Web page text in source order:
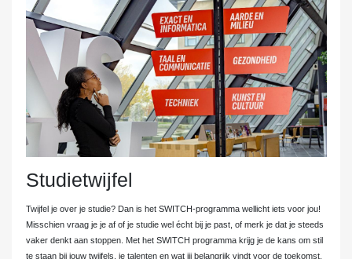
Studietwijfel
Twijfel je over je studie? Dan is het SWITCH-programma wellicht iets voor jou!
Misschien vraag je je af of je studie wel écht bij je past, of merk je dat je steeds
vaker denkt aan stoppen. Met het SWITCH programma krijg je de kans om stil
te staan bij jouw twijfels, je talenten en wat jij belangrijk vindt voor de toekomst.